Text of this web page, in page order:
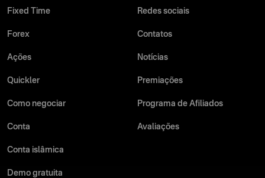
Fixed Time
Forex
Ações
Quickler
Como negociar
Conta
Conta islâmica
Demo gratuita
Redes sociais
Contatos
Notícias
Premiações
Programa de Afiliados
Avaliações